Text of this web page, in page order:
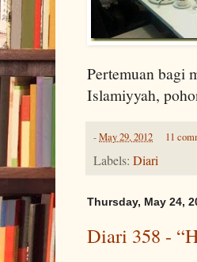
Pertemuan bagi
Islamiyyah,
-May 29, 2012 11
Labels: Diari
Thursday, May 24,
Diari 358 -